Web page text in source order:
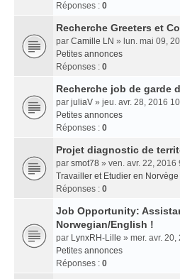
Réponses : 0
Recherche Greeters et
par Camille LN » lun. mai 09,
Petites annonces
Réponses : 0
Recherche job de garde
par juliaV » jeu. avr. 28, 2016
Petites annonces
Réponses : 0
Projet diagnostic de
par smot78 » ven. avr. 22, 2016
Travailler et Etudier en Norvège
Réponses : 0
Job Opportunity:
Norwegian/English !
par LynxRH-Lille » mer. avr.
Petites annonces
Réponses : 0